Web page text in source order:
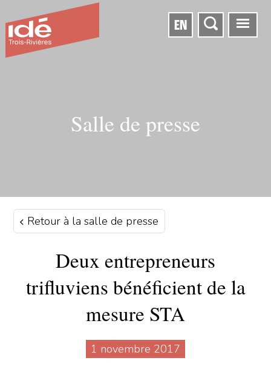
EN
Salle de presse
Retour à la salle de presse
Deux entrepreneurs
trifluviens bénéficient de la
mesure STA
1 novembre 2017